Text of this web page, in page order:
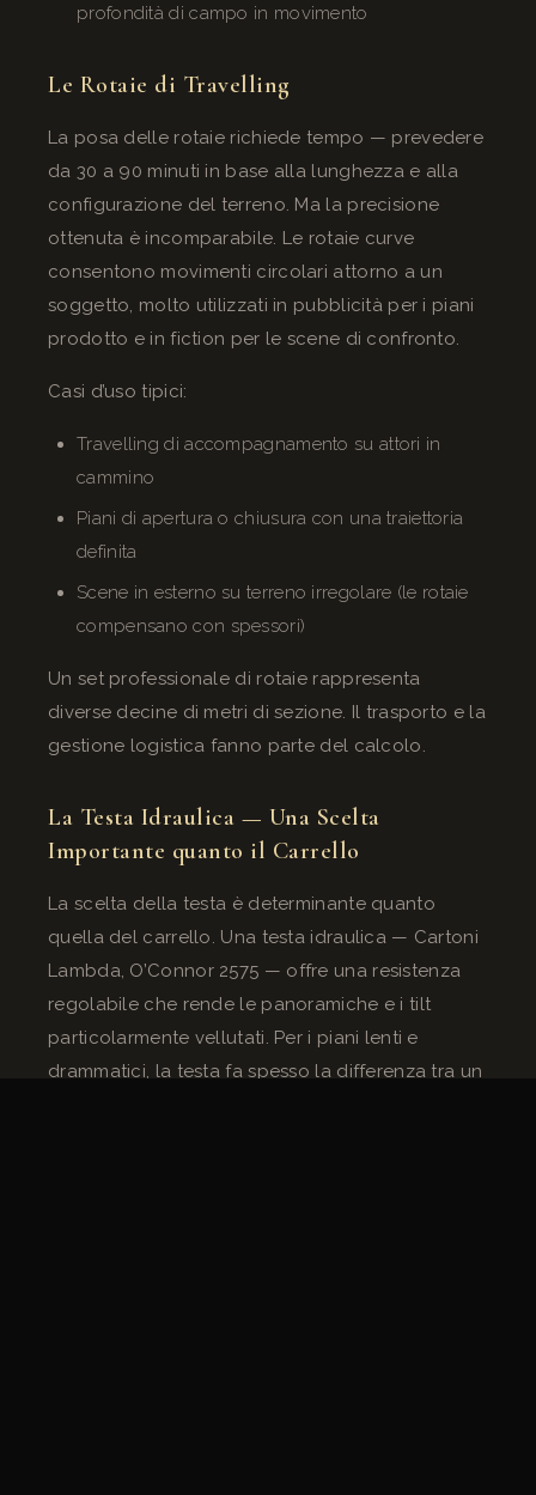
profondità di campo in movimento
Le Rotaie di Travelling
La posa delle rotaie richiede tempo — prevedere
da 30 a 90 minuti in base alla lunghezza e alla
configurazione del terreno. Ma la precisione
ottenuta è incomparabile. Le rotaie curve
consentono movimenti circolari attorno a un
soggetto, molto utilizzati in pubblicità per i piani
prodotto e in fiction per le scene di confronto.
Casi d’uso tipici:
Travelling di accompagnamento su attori in
cammino
Piani di apertura o chiusura con una traiettoria
definita
Scene in esterno su terreno irregolare (le rotaie
compensano con spessori)
Un set professionale di rotaie rappresenta
diverse decine di metri di sezione. Il trasporto e la
gestione logistica fanno parte del calcolo.
La Testa Idraulica — Una Scelta
Importante quanto il Carrello
La scelta della testa è determinante quanto
quella del carrello. Una testa idraulica — Cartoni
Lambda, O’Connor 2575 — offre una resistenza
regolabile che rende le panoramiche e i tilt
particolarmente vellutati. Per i piani lenti e
drammatici, la testa fa spesso la differenza tra un